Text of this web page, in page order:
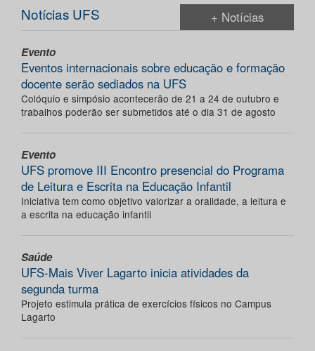
Notícias UFS + Notícias
Evento
Eventos internacionais sobre educação e formação
docente serão sediados na UFS
Colóquio e simpósio acontecerão de 21 a 24 de outubro e
trabalhos poderão ser submetidos até o dia 31 de agosto
Evento
UFS promove III Encontro presencial do Programa
de Leitura e Escrita na Educação Infantil
Iniciativa tem como objetivo valorizar a oralidade, a leitura e
a escrita na educação infantil
Saúde
UFS-Mais Viver Lagarto inicia atividades da
segunda turma
Projeto estimula prática de exercícios físicos no Campus
Lagarto